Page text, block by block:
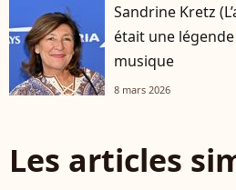
Sandrine Kretz
était une
musique
8 mars 2026
Les articles